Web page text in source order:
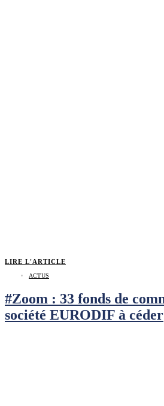
LIRE L'ARTICLE
ACTUS
#Zoom : 33 fonds de commerce de la
société EURODIF à céder